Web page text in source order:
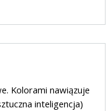
Kolorami nawiązuje
inteligencja)